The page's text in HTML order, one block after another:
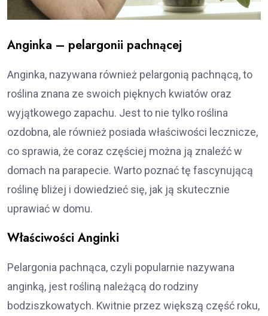
Anginka – pelargonii pachnącej
Anginka, nazywana również pelargonią pachnącą, to
roślina znana ze swoich pięknych kwiatów oraz
wyjątkowego zapachu. Jest to nie tylko roślina
ozdobna, ale również posiada właściwości lecznicze,
co sprawia, że coraz częściej można ją znaleźć w
domach na parapecie. Warto poznać tę fascynującą
roślinę bliżej i dowiedzieć się, jak ją skutecznie
uprawiać w domu.
Właściwości Anginki
Pelargonia pachnąca, czyli popularnie nazywana
anginką, jest rośliną należącą do rodziny
bodziszkowatych. Kwitnie przez większą część roku,